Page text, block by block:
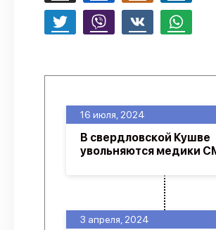
3 апреля, 2024
16 июля, 2024
В свердловской Кушве
увольняются медики